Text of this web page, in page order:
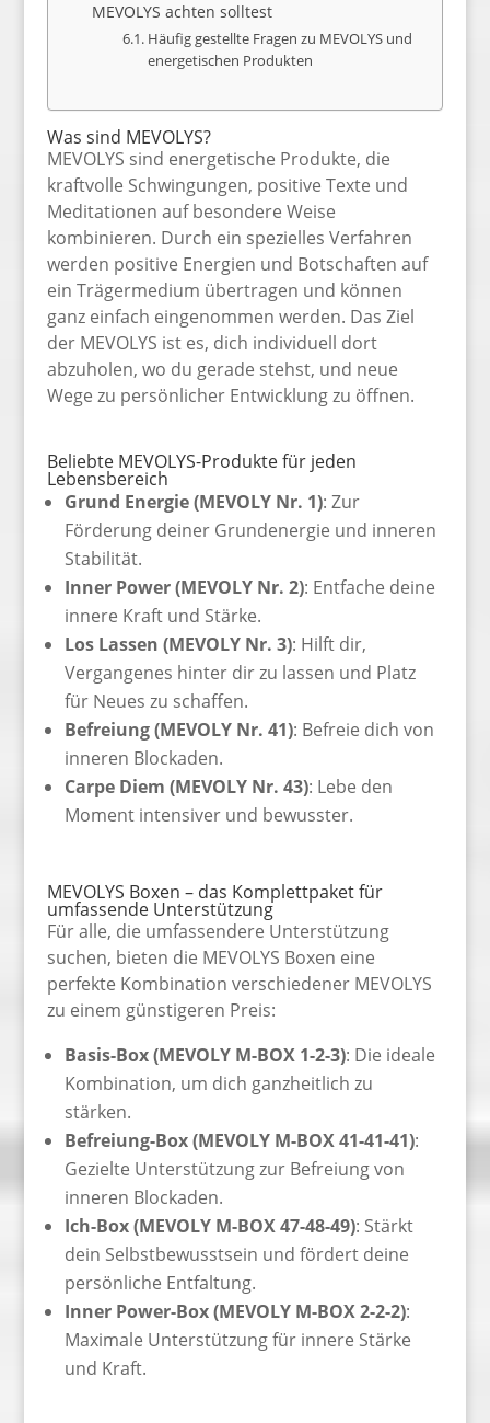
MEVOLYS achten solltest
Häufig gestellte Fragen zu MEVOLYS und
energetischen Produkten
Was sind MEVOLYS?
MEVOLYS sind energetische Produkte, die
kraftvolle Schwingungen, positive Texte und
Meditationen auf besondere Weise
kombinieren. Durch ein spezielles Verfahren
werden positive Energien und Botschaften auf
ein Trägermedium übertragen und können
ganz einfach eingenommen werden. Das Ziel
der MEVOLYS ist es, dich individuell dort
abzuholen, wo du gerade stehst, und neue
Wege zu persönlicher Entwicklung zu öffnen.
Beliebte MEVOLYS-Produkte für jeden
Lebensbereich
Grund Energie (MEVOLY Nr. 1): Zur
Förderung deiner Grundenergie und inneren
Stabilität.
Inner Power (MEVOLY Nr. 2): Entfache deine
innere Kraft und Stärke.
Los Lassen (MEVOLY Nr. 3): Hilft dir,
Vergangenes hinter dir zu lassen und Platz
für Neues zu schaffen.
Befreiung (MEVOLY Nr. 41): Befreie dich von
inneren Blockaden.
Carpe Diem (MEVOLY Nr. 43): Lebe den
Moment intensiver und bewusster.
MEVOLYS Boxen – das Komplettpaket für
umfassende Unterstützung
Für alle, die umfassendere Unterstützung
suchen, bieten die MEVOLYS Boxen eine
perfekte Kombination verschiedener MEVOLYS
zu einem günstigeren Preis:
Basis-Box (MEVOLY M-BOX 1-2-3): Die ideale
Kombination, um dich ganzheitlich zu
stärken.
Befreiung-Box (MEVOLY M-BOX 41-41-41):
Gezielte Unterstützung zur Befreiung von
inneren Blockaden.
Ich-Box (MEVOLY M-BOX 47-48-49): Stärkt
dein Selbstbewusstsein und fördert deine
persönliche Entfaltung.
Inner Power-Box (MEVOLY M-BOX 2-2-2):
Maximale Unterstützung für innere Stärke
und Kraft.